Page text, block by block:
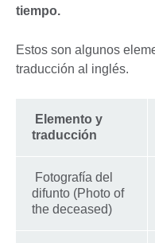
tiempo.
Estos son algunos
traducción al inglés.
Elemento y
traducción
Fotografía del
difunto (Photo of
the deceased)